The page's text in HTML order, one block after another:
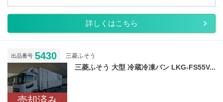
詳しくはこちら
出品番号 5430 三菱ふそう
三菱ふそう 大型 冷蔵冷凍バン LKG-FS55V...